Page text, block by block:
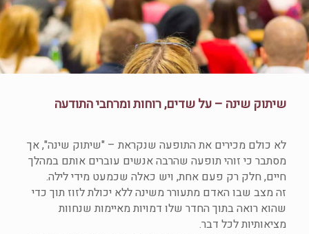
שיתוק שינה – על שדים, רוחות ומרחבי התודעה
לא כולם מכירים את התופעה שנקראת – "שיתוק שינה", אך
מסתבר כי זוהי תופעה שהרבה אנשים עוברים אותם במהלך
חיים, חלק רק פעם אחת, ויש כאלה שכמעט מידי לילה.
זה מצב שבו האדם מתעורר משינה ללא יכולת לזוז תוך כדי
שהוא רואה בתוך החדר שלו דמויות מאיימות שנחוות
מציאותיות לכל דבר.